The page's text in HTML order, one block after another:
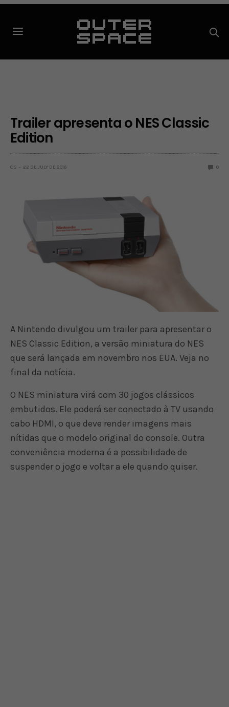
Trailer apresenta o NES Classic
Edition
OS 22 DE JULY DE 2016 0
A Nintendo divulgou um trailer para apresentar o
NES Classic Edition, a versão miniatura do NES
que será lançada em novembro nos EUA. Veja no
final da notícia.
O NES miniatura virá com 30 jogos clássicos
embutidos. Ele poderá ser conectado à TV usando
cabo HDMI, o que deve render imagens mais
nítidas que o modelo original do console. Outra
conveniência moderna é a possibilidade de
suspender o jogo e voltar a ele quando quiser.